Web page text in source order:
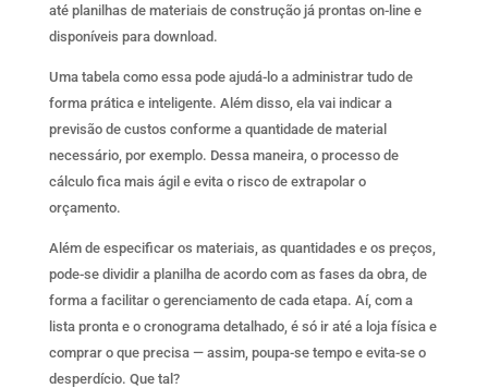
até planilhas de materiais de construção já prontas on-line e
disponíveis para download.
Uma tabela como essa pode ajudá-lo a administrar tudo de
forma prática e inteligente. Além disso, ela vai indicar a
previsão de custos conforme a quantidade de material
necessário, por exemplo. Dessa maneira, o processo de
cálculo fica mais ágil e evita o risco de extrapolar o
orçamento.
Além de especificar os materiais, as quantidades e os preços,
pode-se dividir a planilha de acordo com as fases da obra, de
forma a facilitar o gerenciamento de cada etapa. Aí, com a
lista pronta e o cronograma detalhado, é só ir até a loja física e
comprar o que precisa — assim, poupa-se tempo e evita-se o
desperdício. Que tal?